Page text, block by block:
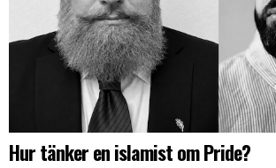
Hur tänker en islamist om Pride?